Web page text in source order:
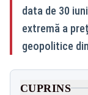
data de 30
extremă a
geopolitice
CUPRINS